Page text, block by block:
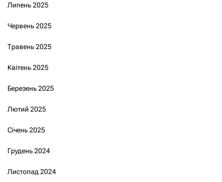
Липень 2025
Червень 2025
Травень 2025
Квітень 2025
Березень 2025
Лютий 2025
Січень 2025
Грудень 2024
Листопад 2024